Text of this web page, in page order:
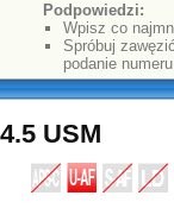
Podpowiedzi:
Wpisz co
Spróbuj
podanie
USM